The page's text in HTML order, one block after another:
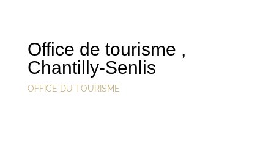
Office de tourisme ,
Chantilly-Senlis
OFFICE DU TOURISME